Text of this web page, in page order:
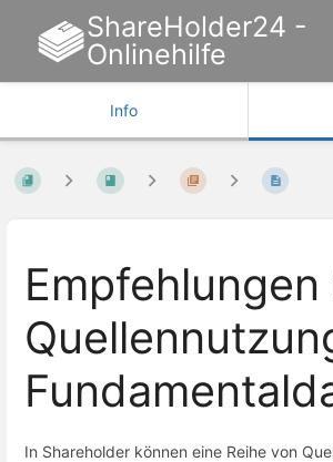
ShareHolder24 -
Onlinehilfe
Info
In Shareholder können eine Reihe von